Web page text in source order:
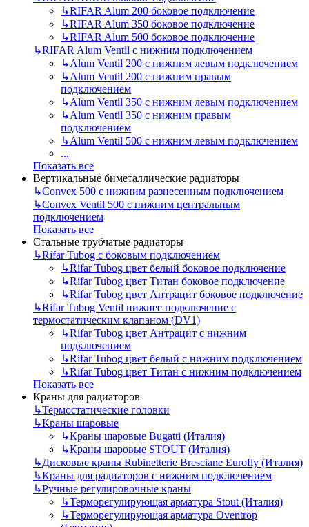
↳RIFAR Alum 200 боковое подключение
↳RIFAR Alum 350 боковое подключение
↳RIFAR Alum 500 боковое подключение
↳RIFAR Alum Ventil с нижним подключением
↳Alum Ventil 200 с нижним левым подключением
↳Alum Ventil 200 с нижним правым
подключением
↳Alum Ventil 350 с нижним левым подключением
↳Alum Ventil 350 с нижним правым
подключением
↳Alum Ventil 500 с нижним левым подключением
...
Показать все
Вертикальные биметаллические радиаторы
↳Convex 500 с нижним разнесенным подключением
↳Convex Ventil 500 с нижним центральным
подключением
Показать все
Стальные трубчатые радиаторы
↳Rifar Tubog с боковым подключением
↳Rifar Tubog цвет белый боковое подключение
↳Rifar Tubog цвет Титан боковое подключение
↳Rifar Tubog цвет Антрацит боковое подключение
↳Rifar Tubog Ventil нижнее подключение с
термостатическим клапаном (DV1)
↳Rifar Tubog цвет Антрацит с нижним
подключением
↳Rifar Tubog цвет белый с нижним подключением
↳Rifar Tubog цвет Титан с нижним подключением
Показать все
Краны для радиаторов
↳Термостатические головки
↳Краны шаровые
↳Краны шаровые Bugatti (Италия)
↳Краны шаровые STOUT (Италия)
↳Дисковые краны Rubinetterie Bresciane Eurofly (Италия)
↳Краны для радиаторов с нижним подключением
↳Ручные регулировочные краны
↳Терморегулирующая арматура Stout (Италия)
↳Терморегулирующая арматура Oventrop